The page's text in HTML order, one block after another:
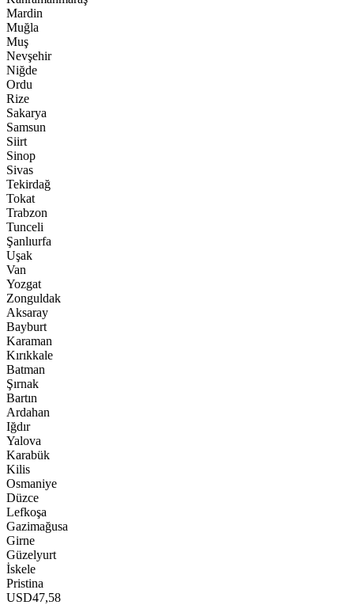
Mardin
Muğla
Muş
Nevşehir
Niğde
Ordu
Rize
Sakarya
Samsun
Siirt
Sinop
Sivas
Tekirdağ
Tokat
Trabzon
Tunceli
Şanlıurfa
Uşak
Van
Yozgat
Zonguldak
Aksaray
Bayburt
Karaman
Kırıkkale
Batman
Şırnak
Bartın
Ardahan
Iğdır
Yalova
Karabük
Kilis
Osmaniye
Düzce
Lefkoşa
Gazimağusa
Girne
Güzelyurt
İskele
Pristina
USD47,58